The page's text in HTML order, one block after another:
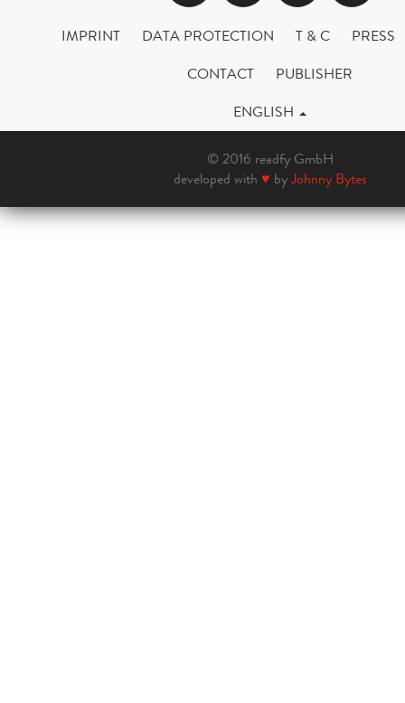
IMPRINT DATA PROTECTION T & C
PRESS
CONTACT
PUBLISHER
ENGLISH
© 2016 readfy GmbH
developed with ♥ byJohnny Bytes